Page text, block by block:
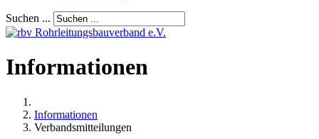
Suchen ...
Informationen
Informationen
Verbandsmitteilungen